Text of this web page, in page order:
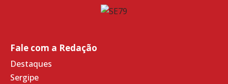
Fale com a Redação
Destaques
Sergipe